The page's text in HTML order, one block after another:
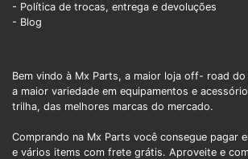
- Política de trocas, entrega e devoluções
- Blog
Bem vindo à Mx Parts, a maior loja off- road do
a maior variedade em equipamentos e
trilha, das melhores marcas do mercado.
Comprando na Mx Parts você consegue pagar
e vários items com frete grátis. Aproveite e